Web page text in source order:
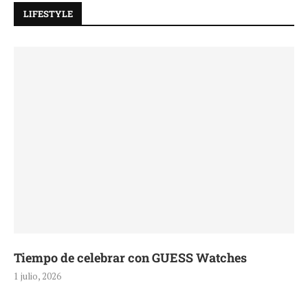
LIFESTYLE
Tiempo de celebrar con GUESS Watches
1 julio, 2026